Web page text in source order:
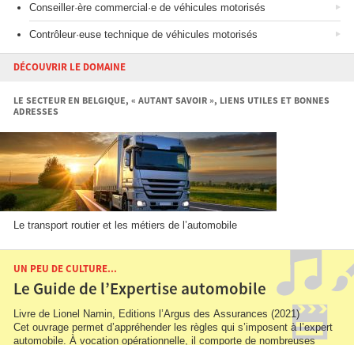
Conseiller·ère commercial·e de véhicules motorisés
Contrôleur·euse technique de véhicules motorisés
DÉCOUVRIR LE DOMAINE
LE SECTEUR EN BELGIQUE, « AUTANT SAVOIR », LIENS UTILES ET BONNES
ADRESSES
Le transport routier et les métiers de l’automobile
UN PEU DE CULTURE...
Le Guide de l’Expertise automobile
Livre de Lionel Namin, Editions l’Argus des Assurances (2021)
Cet ouvrage permet d’appréhender les règles qui s’imposent à l’expert
automobile. À vocation opérationnelle, il comporte de nombreuses